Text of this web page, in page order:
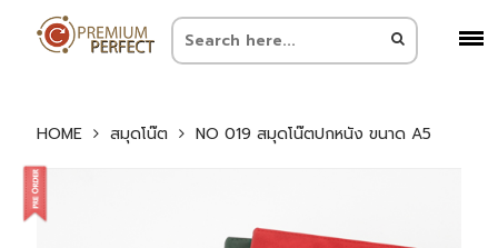
HOME สมุดโน๊ต NO 019 สมุดโน๊ตปกหนัง ขนาด A5